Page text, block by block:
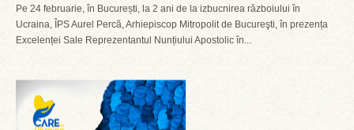
Pe 24 februarie, în București, la 2 ani de la izbucnirea războiului în
Ucraina, ÎPS Aurel Percă, Arhiepiscop Mitropolit de Bucureşti, în prezența
Excelenței Sale Reprezentantul Nunțiului Apostolic în...